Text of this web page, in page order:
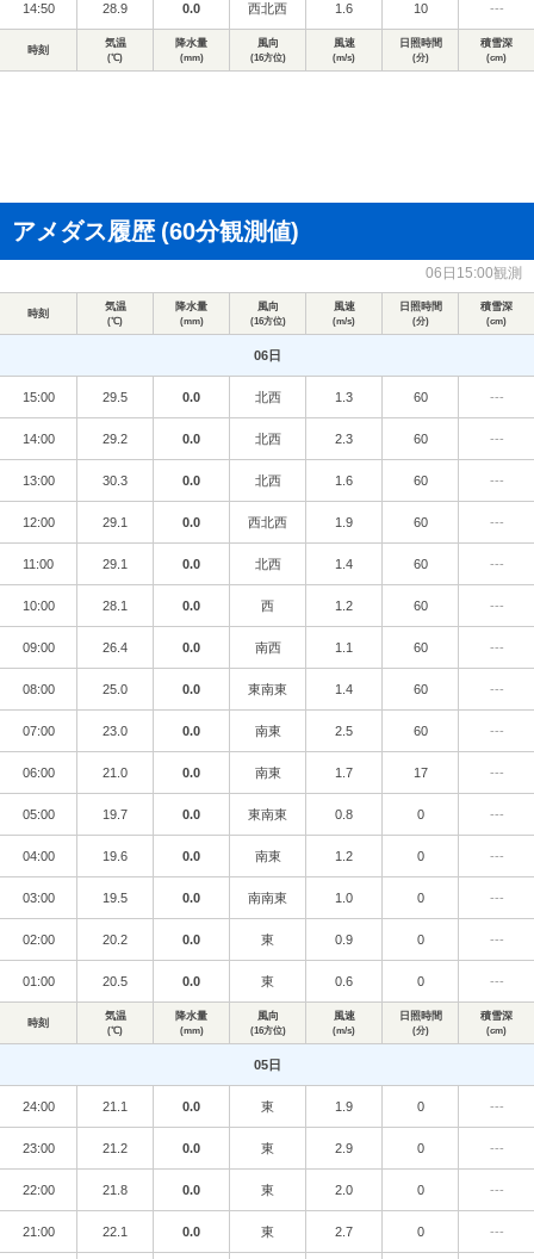
14:50 28.9 0.0 西北西 1.6 10 ---
時刻
気温
(℃)
降水量
(mm)
風向
(16方位)
風速
(m/s)
日照時間
(分)
積雪深
(cm)
アメダス履歴 (60分観測値)
06日15:00観測
時刻
気温
(℃)
降水量
(mm)
風向
(16方位)
風速
(m/s)
日照時間
(分)
積雪深
(cm)
06日
15:00 29.5 0.0 北西 1.3 60 ---
14:00 29.2 0.0 北西 2.3 60 ---
13:00 30.3 0.0 北西 1.6 60 ---
12:00 29.1 0.0 西北西 1.9 60 ---
11:00 29.1 0.0 北西 1.4 60 ---
10:00 28.1 0.0 西 1.2 60 ---
09:00 26.4 0.0 南西 1.1 60 ---
08:00 25.0 0.0 東南東 1.4 60 ---
07:00 23.0 0.0 南東 2.5 60 ---
06:00 21.0 0.0 南東 1.7 17 ---
05:00 19.7 0.0 東南東 0.8 0 ---
04:00 19.6 0.0 南東 1.2 0 ---
03:00 19.5 0.0 南南東 1.0 0 ---
02:00 20.2 0.0 東 0.9 0 ---
01:00 20.5 0.0 東 0.6 0 ---
時刻
気温
(℃)
降水量
(mm)
風向
(16方位)
風速
(m/s)
日照時間
(分)
積雪深
(cm)
05日
24:00 21.1 0.0 東 1.9 0 ---
23:00 21.2 0.0 東 2.9 0 ---
22:00 21.8 0.0 東 2.0 0 ---
21:00 22.1 0.0 東 2.7 0 ---